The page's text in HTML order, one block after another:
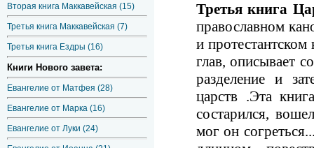
Вторая книга Маккавейская (15)
Третья книга Маккавейская (7)
Третья книга Ездры (16)
Книги Нового завета:
Евангелие от Матфея (28)
Евангелие от Марка (16)
Евангелие от Луки (24)
Третья книга
православном
и
глав, описывает
разделение и
царств .Эта
состарился,
мог он